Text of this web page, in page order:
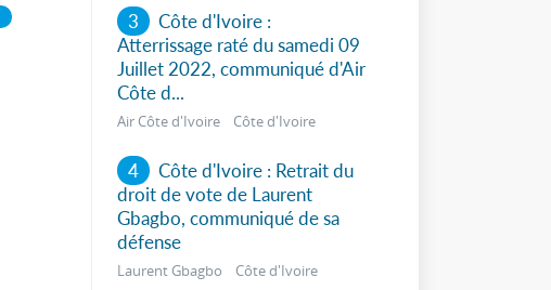
3
Côte d'Ivoire :
Atterrissage raté du samedi 09
Juillet 2022, communiqué d'Air
Côte d...
Air Côte d'Ivoire Côte d'Ivoire
4
Côte d'Ivoire : Retrait du
droit de vote de Laurent
Gbagbo, communiqué de sa
défense
Laurent Gbagbo Côte d'Ivoire